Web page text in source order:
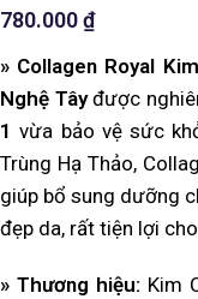
780.000₫
» Collagen Royal
Nghệ Tâyđược
1 vừa bảo vệ sức
Trùng Hạ Thảo,
giúp bổ sung dưỡng
đẹp da, rất tiện lợi
» Thương hiệu: Kim